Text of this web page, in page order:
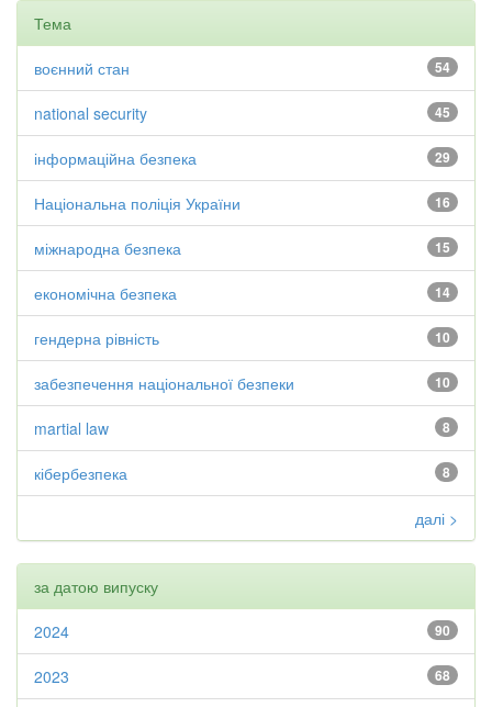
Тема
54
воєнний стан
45
national security
29
інформаційна безпека
16
Національна поліція України
15
міжнародна безпека
14
економічна безпека
10
гендерна рівність
10
забезпечення національної безпеки
8
martial law
8
кібербезпека
далі >
за датою випуску
90
2024
68
2023